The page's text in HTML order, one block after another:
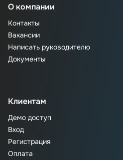
О компании
Контакты
Вакансии
Написать руководителю
Документы
Клиентам
Демо доступ
Вход
Регистрация
Оплата